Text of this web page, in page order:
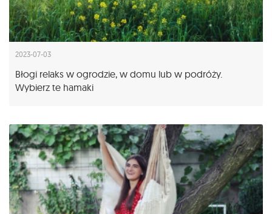
2023-07-03
Błogi relaks w ogrodzie, w domu lub w podróży.
Wybierz te hamaki